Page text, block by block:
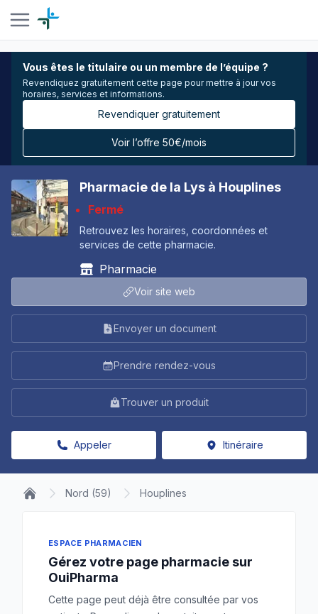
Vous êtes le titulaire ou un membre de l’équipe ?
Revendiquez gratuitement cette page pour mettre à jour vos
horaires, services et informations.
Revendiquer gratuitement
Voir l’offre 50€/mois
Pharmacie de la Lys à Houplines
Fermé
Retrouvez les horaires, coordonnées et
services de cette pharmacie.
Pharmacie
Voir site web
Envoyer un document
Prendre rendez-vous
Trouver un produit
Appeler Itinéraire
Nord (59) Houplines
ESPACE PHARMACIEN
Gérez votre page pharmacie sur
OuiPharma
Cette page peut déjà être consultée par vos